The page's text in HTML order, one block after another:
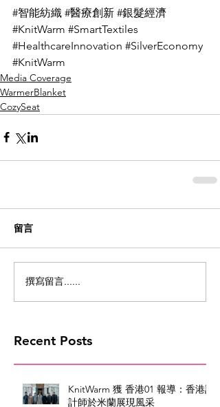
#智能紡織 #醫療創新 #銀髮經濟
#KnitWarm #SmartTextiles
#HealthcareInnovation #SilverEconomy
#KnitWarm
Media Coverage
WarmerBlanket
CozySeat
留言
撰寫留言......
Recent Posts
KnitWarm 獲 香港01 報導：香港設
計師於米蘭展現風采